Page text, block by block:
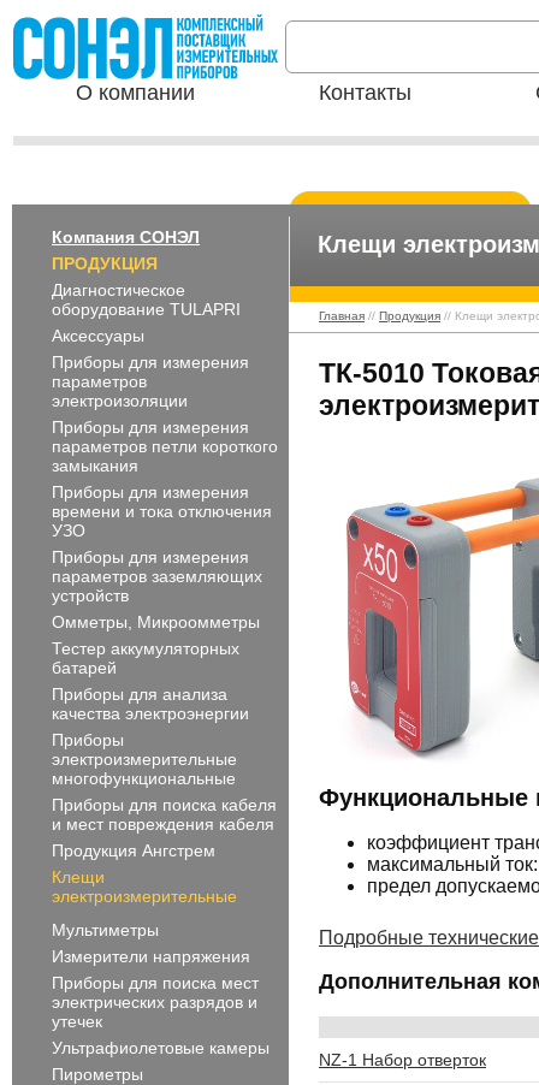
О компании Контакты
Компания СОНЭЛ
ПРОДУКЦИЯ
Диагностическое
оборудование TULAPRI
Аксессуары
Приборы для измерения
параметров
электроизоляции
Приборы для измерения
параметров петли короткого
замыкания
Приборы для измерения
времени и тока отключения
УЗО
Приборы для измерения
параметров заземляющих
устройств
Омметры, Микроомметры
Тестер аккумуляторных
батарей
Приборы для анализа
качества электроэнергии
Приборы
электроизмерительные
многофункциональные
Приборы для поиска кабеля
и мест повреждения кабеля
Продукция Ангстрем
Клещи
электроизмерительные
Мультиметры
Измерители напряжения
Приборы для поиска мест
электрических разрядов и
утечек
Ультрафиолетовые камеры
Пирометры
Клещи
Главная // Продукция // Клещи
ТК-5010
Функциональные
коэффициент
максимальный
предел
Подробные
Дополнительная
NZ-1 Набор отверток